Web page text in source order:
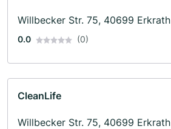
Willbecker Str. 75, 40699 Erkrath
0.0 (0)
CleanLife
Willbecker Str. 75, 40699 Erkrath